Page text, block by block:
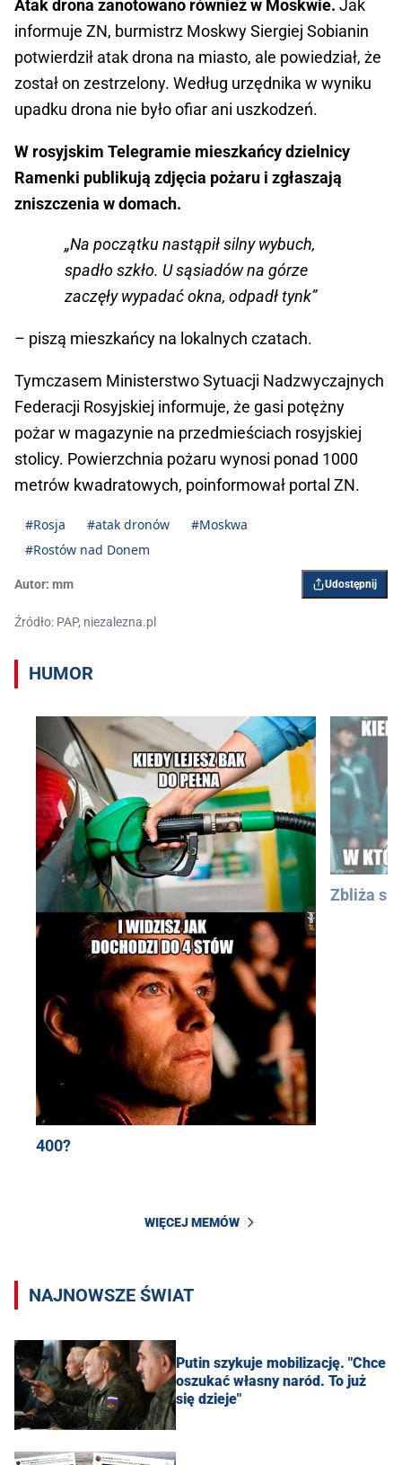
Atak drona zanotowano również w Moskwie. Jak
informuje ZN, burmistrz Moskwy Siergiej Sobianin
potwierdził atak drona na miasto, ale powiedział, że
został on zestrzelony. Według urzędnika w wyniku
upadku drona nie było ofiar ani uszkodzeń.
W rosyjskim Telegramie mieszkańcy dzielnicy
Ramenki publikują zdjęcia pożaru i zgłaszają
zniszczenia w domach.
„Na początku nastąpił silny wybuch,
spadło szkło. U sąsiadów na górze
zaczęły wypadać okna, odpadł tynk”
– piszą mieszkańcy na lokalnych czatach.
Tymczasem Ministerstwo Sytuacji Nadzwyczajnych
Federacji Rosyjskiej informuje, że gasi potężny
pożar w magazynie na przedmieściach rosyjskiej
stolicy. Powierzchnia pożaru wynosi ponad 1000
metrów kwadratowych, poinformował portal ZN.
#Rosja #atak dronów
#Moskwa
#Rostów nad Donem
Autor: mm Udostępnij
Źródło: PAP, niezalezna.pl
HUMOR
400?
Zbliża się
WIĘCEJ MEMÓW
NAJNOWSZE ŚWIAT
Putin szykuje mobilizację. "Chce
oszukać własny naród. To już
się dzieje"